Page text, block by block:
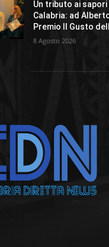
Un tributo ai sapori
Calabria: ad
Premio Il Gusto
8 Agosto 2026